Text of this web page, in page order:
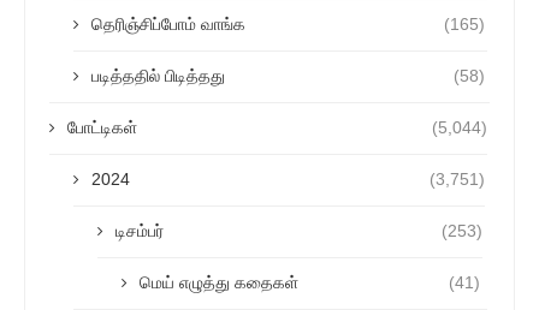
தெரிஞ்சிப்போம் வாங்க (165)
படித்ததில் பிடித்தது (58)
போட்டிகள் (5,044)
2024 (3,751)
டிசம்பர் (253)
மெய் எழுத்து கதைகள் (41)